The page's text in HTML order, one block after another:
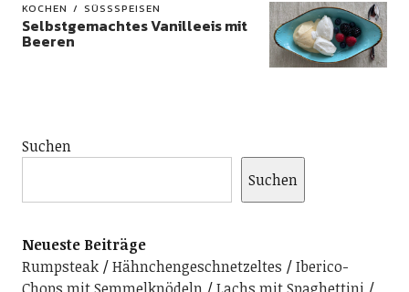
KOCHEN SÜSSSPEISEN
Selbstgemachtes Vanilleeis mit
Beeren
Suchen
Suchen
Neueste Beiträge
Rumpsteak
Hähnchengeschnetzeltes
Iberico-